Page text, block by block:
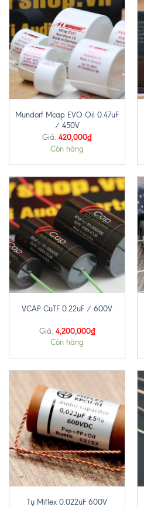
Mundorf Mcap EVO Oil 0.47uF
/ 450V
Giá: 420,000₫
Còn hàng
VCAP CuTF 0.22uF / 600V
Giá: 4,200,000₫
Còn hàng
Tụ Miflex 0.022uF 600V